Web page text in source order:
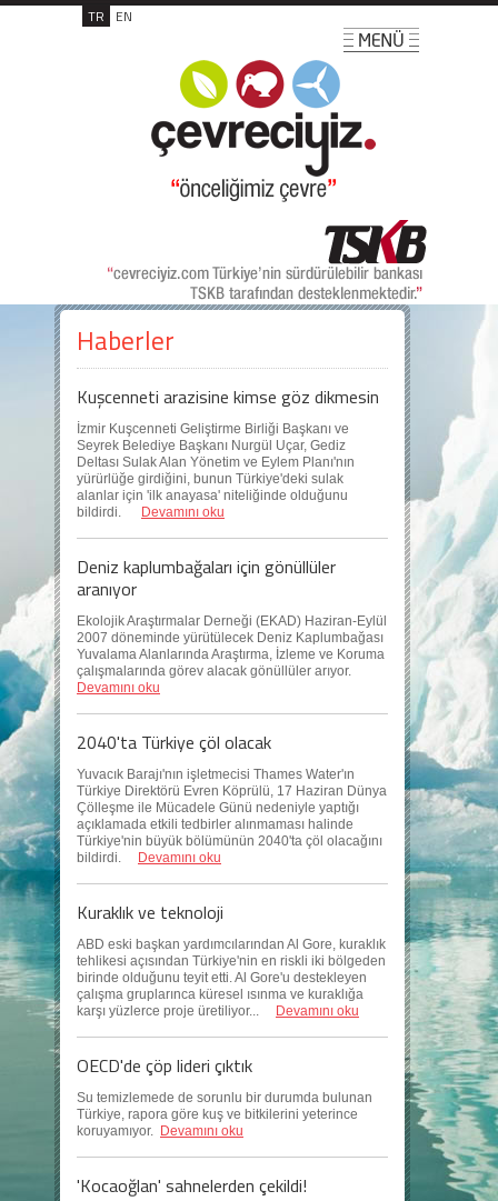
TR EN
Haberler
Kuşcenneti arazisine kimse göz dikmesin
İzmir Kuşcenneti Geliştirme Birliği Başkanı ve
Seyrek Belediye Başkanı Nurgül Uçar, Gediz
Deltası Sulak Alan Yönetim ve Eylem Planı'nın
yürürlüğe girdiğini, bunun Türkiye'deki sulak
alanlar için 'ilk anayasa' niteliğinde olduğunu
bildirdi.
Devamını oku
Deniz kaplumbağaları için gönüllüler
aranıyor
Ekolojik Araştırmalar Derneği (EKAD) Haziran-Eylül
2007 döneminde yürütülecek Deniz Kaplumbağası
Yuvalama Alanlarında Araştırma, İzleme ve Koruma
çalışmalarında görev alacak gönüllüler arıyor.
Devamını oku
2040'ta Türkiye çöl olacak
Yuvacık Barajı'nın işletmecisi Thames Water'ın
Türkiye Direktörü Evren Köprülü, 17 Haziran Dünya
Çölleşme ile Mücadele Günü nedeniyle yaptığı
açıklamada etkili tedbirler alınmaması halinde
Türkiye'nin büyük bölümünün 2040'ta çöl olacağını
bildirdi.
Devamını oku
Kuraklık ve teknoloji
ABD eski başkan yardımcılarından Al Gore, kuraklık
tehlikesi açısından Türkiye'nin en riskli iki bölgeden
birinde olduğunu teyit etti. Al Gore'u destekleyen
çalışma gruplarınca küresel ısınma ve kuraklığa
karşı yüzlerce proje üretiliyor...
Devamını oku
OECD'de çöp lideri çıktık
Su temizlemede de sorunlu bir durumda bulunan
Türkiye, rapora göre kuş ve bitkilerini yeterince
koruyamıyor. Devamını oku
'Kocaoğlan' sahnelerden çekildi!